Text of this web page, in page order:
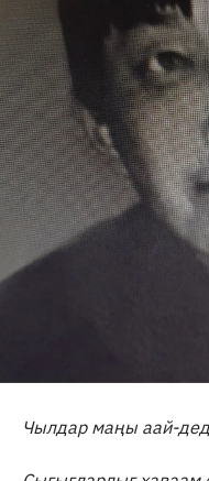
Чылдар маңы аай-